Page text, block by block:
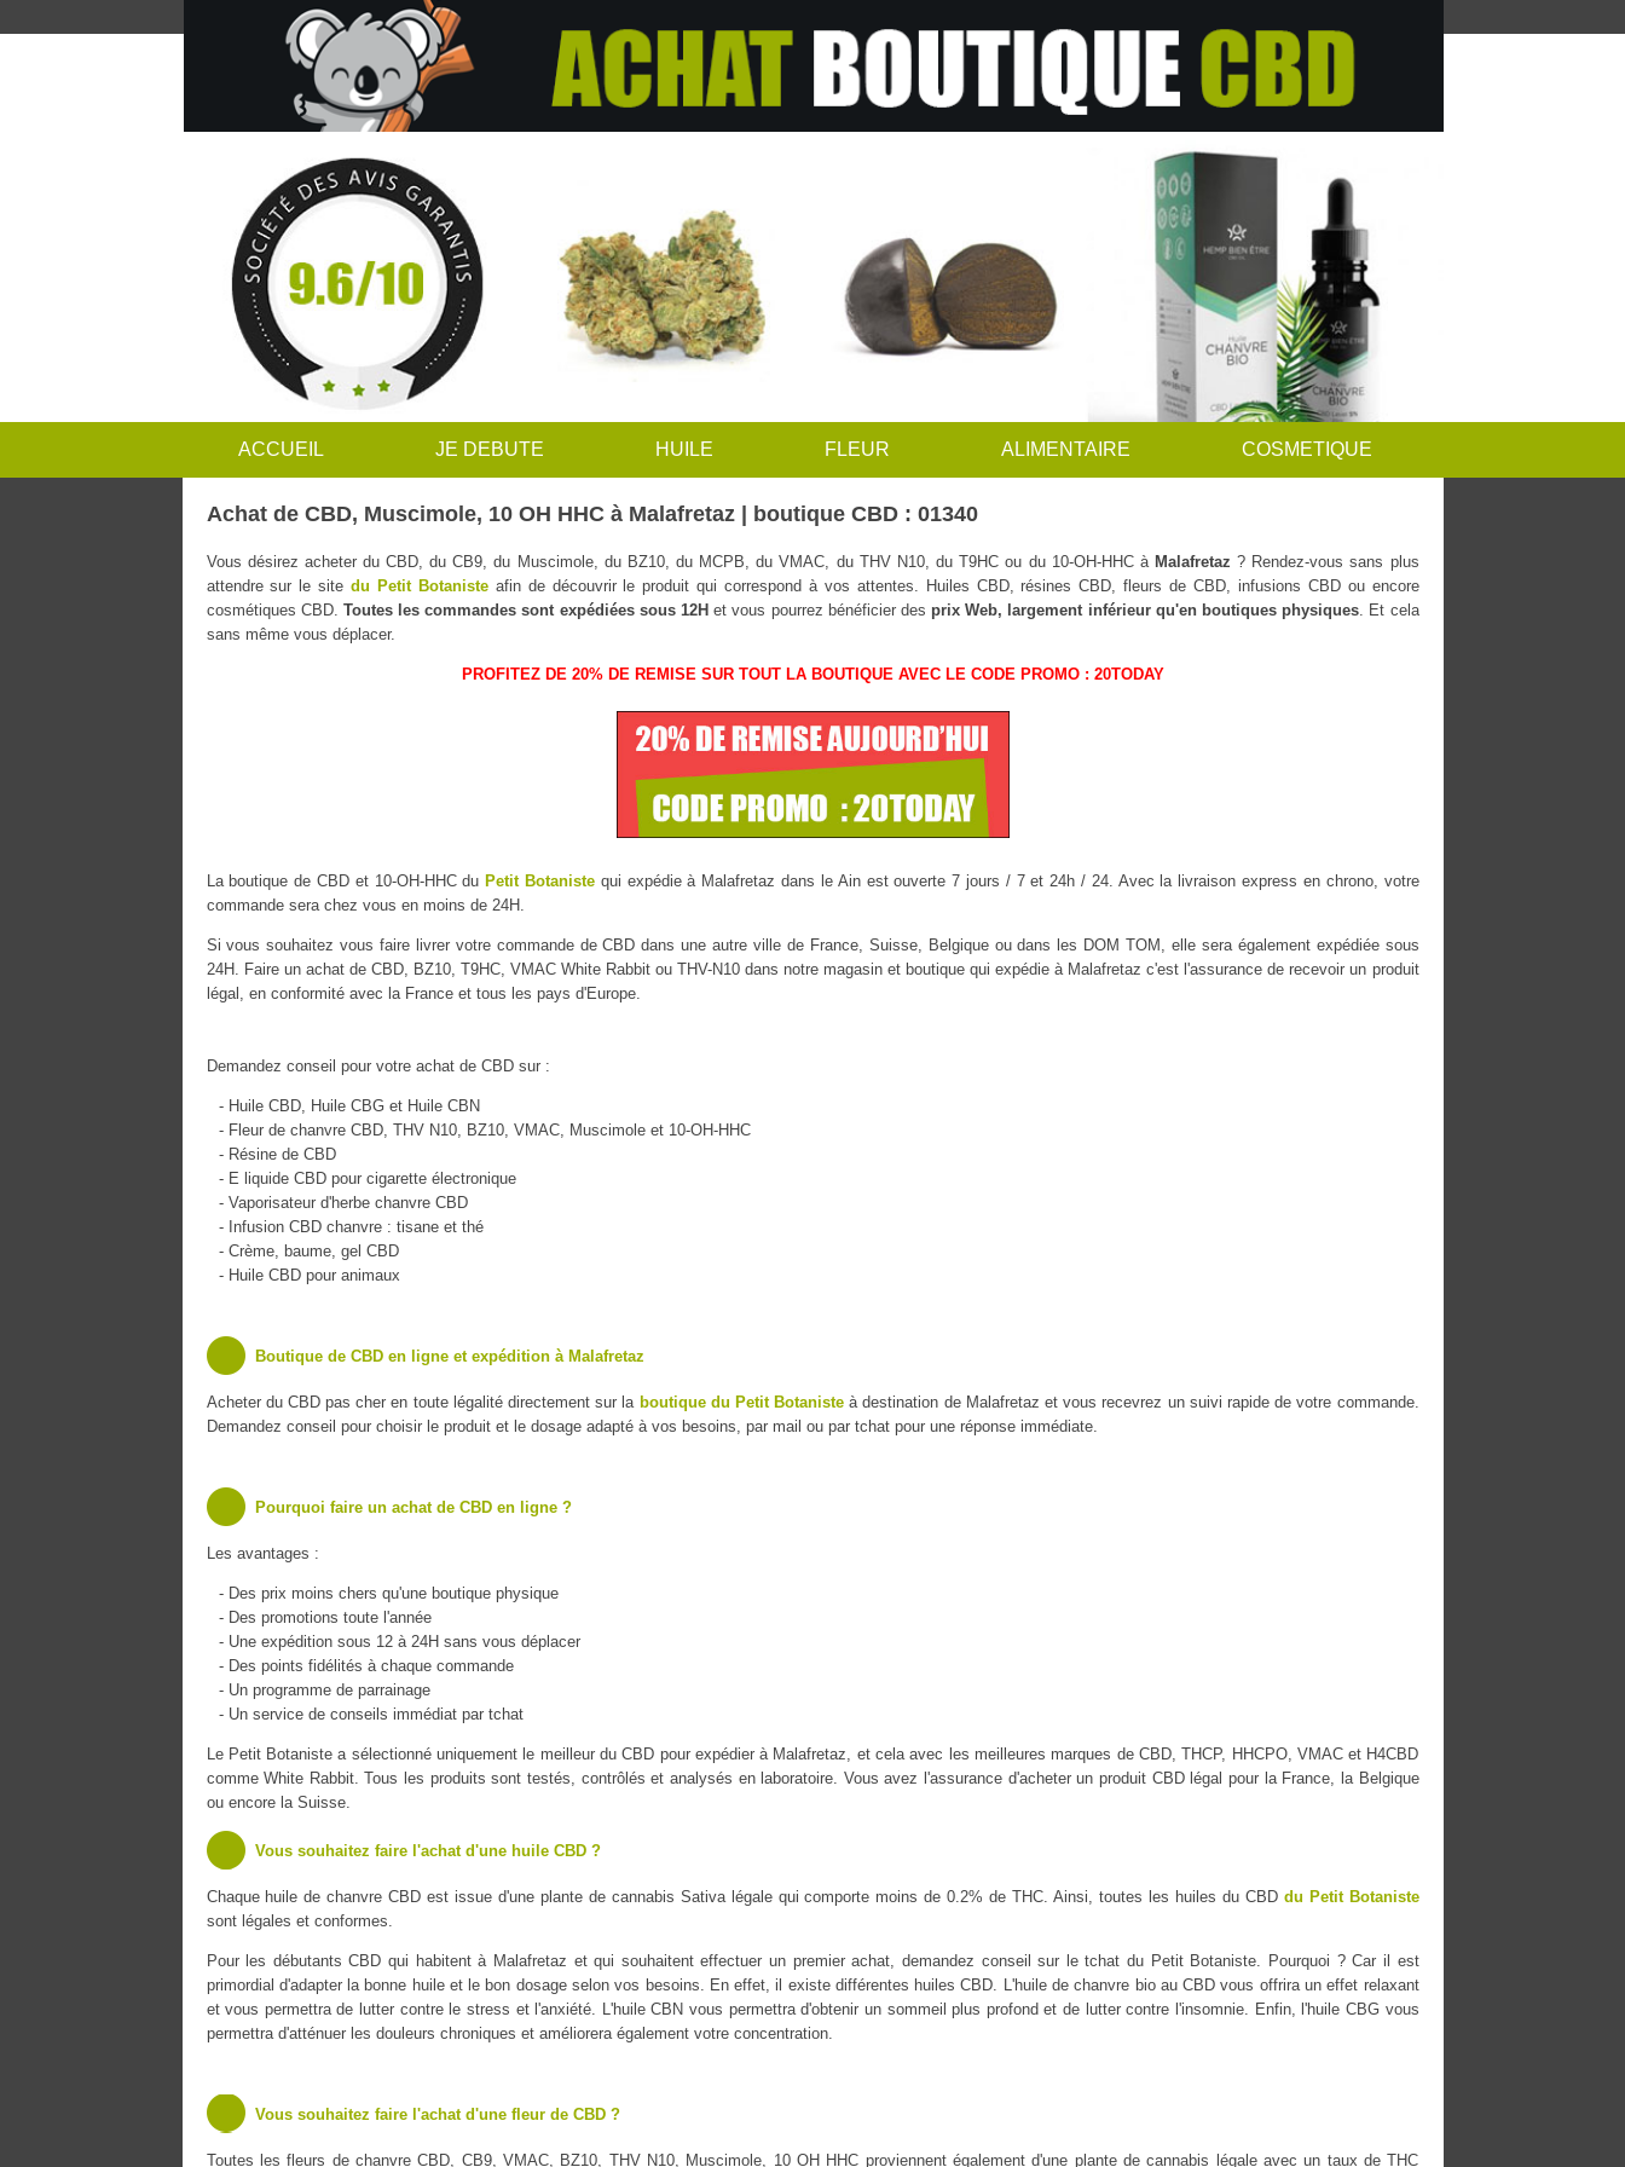
ACCUEIL JE DEBUTE HUILE FLEUR ALIMENTAIRE COSMETIQUE
Achat de CBD, Muscimole, 10 OH HHC à Malafretaz | boutique CBD : 01340
Vous désirez acheter du CBD, du CB9, du Muscimole, du BZ10, du MCPB, du VMAC, du THV N10, du T9HC ou du 10-OH-HHC à Malafretaz ? Rendez-vous sans plus
attendre sur le sitedu Petit Botanisteafin de découvrir le produit qui correspond à vos attentes. Huiles CBD, résines CBD, fleurs de CBD, infusions CBD ou encore
cosmétiques CBD. Toutes les commandes sont expédiées sous 12Het vous pourrez bénéficier des prix Web, largement inférieur qu'en boutiques physiques . Et cela
sans même vous déplacer.
PROFITEZ DE 20% DE REMISE SUR TOUT LA BOUTIQUE AVEC LE CODE PROMO : 20TODAY
La boutique de CBD et 10-OH-HHC du Petit Botaniste qui expédie à Malafretaz dans le Ain est ouverte 7 jours / 7 et 24h / 24. Avec la livraison express en chrono, votre
commande sera chez vous en moins de 24H.
Si vous souhaitez vous faire livrer votre commande de CBD dans une autre ville de France, Suisse, Belgique ou dans les DOM TOM, elle sera également expédiée sous
24H. Faire un achat de CBD, BZ10, T9HC, VMAC White Rabbit ou THV-N10 dans notre magasin et boutique qui expédie à Malafretaz c'est l'assurance de recevoir un produit
légal, en conformité avec la France et tous les pays d'Europe.
Demandez conseil pour votre achat de CBD sur :
- Huile CBD, Huile CBG et Huile CBN
- Fleur de chanvre CBD, THV N10, BZ10, VMAC, Muscimole et 10-OH-HHC
- Résine de CBD
- E liquide CBD pour cigarette électronique
- Vaporisateur d'herbe chanvre CBD
- Infusion CBD chanvre : tisane et thé
- Crème, baume, gel CBD
- Huile CBD pour animaux
Boutique de CBD en ligne et expédition à Malafretaz
Acheter du CBD pas cher en toute légalité directement sur la boutique du Petit Botaniste à destination de Malafretaz et vous recevrez un suivi rapide de votre commande.
Demandez conseil pour choisir le produit et le dosage adapté à vos besoins, par mail ou par tchat pour une réponse immédiate.
Pourquoi faire un achat de CBD en ligne ?
Les avantages :
- Des prix moins chers qu'une boutique physique
- Des promotions toute l'année
- Une expédition sous 12 à 24H sans vous déplacer
- Des points fidélités à chaque commande
- Un programme de parrainage
- Un service de conseils immédiat par tchat
Le Petit Botaniste a sélectionné uniquement le meilleur du CBD pour expédier à Malafretaz, et cela avec les meilleures marques de CBD, THCP, HHCPO, VMAC et H4CBD
comme White Rabbit. Tous les produits sont testés, contrôlés et analysés en laboratoire. Vous avez l'assurance d'acheter un produit CBD légal pour la France, la Belgique
ou encore la Suisse.
Vous souhaitez faire l'achat d'une huile CBD ?
Chaque huile de chanvre CBD est issue d'une plante de cannabis Sativa légale qui comporte moins de 0.2% de THC. Ainsi, toutes les huiles du CBD du Petit Botaniste
sont légales et conformes.
Pour les débutants CBD qui habitent à Malafretaz et qui souhaitent effectuer un premier achat, demandez conseil sur le tchat du Petit Botaniste. Pourquoi ? Car il est
primordial d'adapter la bonne huile et le bon dosage selon vos besoins. En effet, il existe différentes huiles CBD. L'huile de chanvre bio au CBD vous offrira un effet relaxant
et vous permettra de lutter contre le stress et l'anxiété. L'huile CBN vous permettra d'obtenir un sommeil plus profond et de lutter contre l'insomnie. Enfin, l'huile CBG vous
permettra d'atténuer les douleurs chroniques et améliorera également votre concentration.
Vous souhaitez faire l'achat d'une fleur de CBD ?
Toutes les fleurs de chanvre CBD, CB9, VMAC, BZ10, THV N10, Muscimole, 10 OH HHC proviennent également d'une plante de cannabis légale avec un taux de THC